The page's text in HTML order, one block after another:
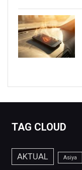
TAG CLOUD
AKTUAL Asiya